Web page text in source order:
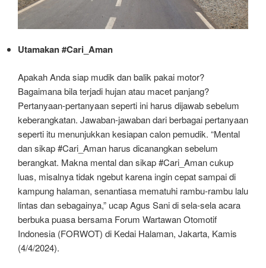
Utamakan #Cari_Aman
Apakah Anda siap mudik dan balik pakai motor?
Bagaimana bila terjadi hujan atau macet panjang?
Pertanyaan-pertanyaan seperti ini harus dijawab sebelum
keberangkatan. Jawaban-jawaban dari berbagai pertanyaan
seperti itu menunjukkan kesiapan calon pemudik. “Mental
dan sikap #Cari_Aman harus dicanangkan sebelum
berangkat. Makna mental dan sikap #Cari_Aman cukup
luas, misalnya tidak ngebut karena ingin cepat sampai di
kampung halaman, senantiasa mematuhi rambu-rambu lalu
lintas dan sebagainya,” ucap Agus Sani di sela-sela acara
berbuka puasa bersama Forum Wartawan Otomotif
Indonesia (FORWOT) di Kedai Halaman, Jakarta, Kamis
(4/4/2024).